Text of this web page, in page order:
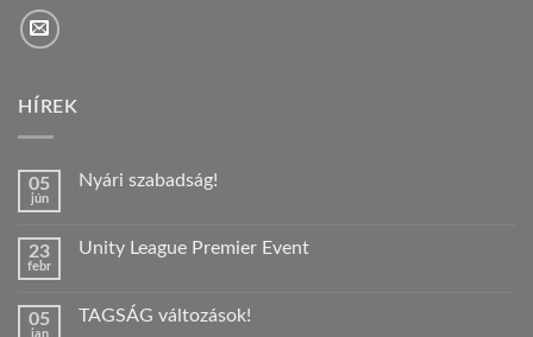
HÍREK
05
jún
Nyári szabadság!
Nyári
23
febr
Unity League Premier Event
Unity
05
jan
TAGSÁG változások!